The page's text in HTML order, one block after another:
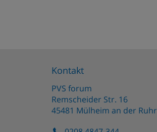
Kontakt
PVS forum
Remscheider Str. 16
45481 Mülheim an der Ruhr